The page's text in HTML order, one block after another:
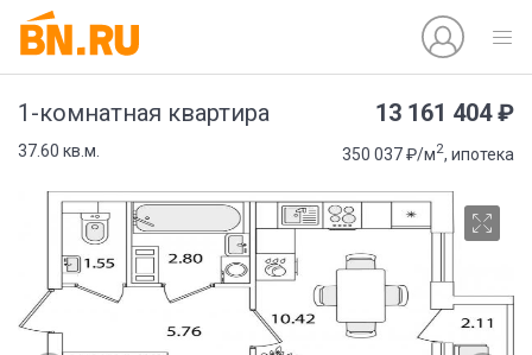
1-комнатная квартира 13 161 404 ₽
37.60 кв.м. 350 037 ₽/м2, ипотека